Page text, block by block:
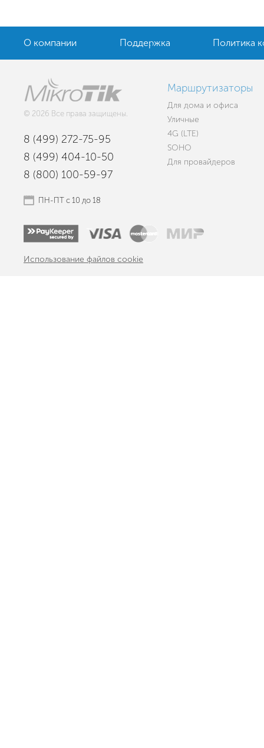
О компании Поддержка Политика
© 2026 Все права защищены.
8 (499) 272-75-95
8 (499) 404-10-50
8 (800) 100-59-97
ПН-ПТ с 10 до 18
Маршрутизаторы
Для дома и офиса
Уличные
4G (LTE)
SOHO
Для провайдеров
Использование файлов cookie